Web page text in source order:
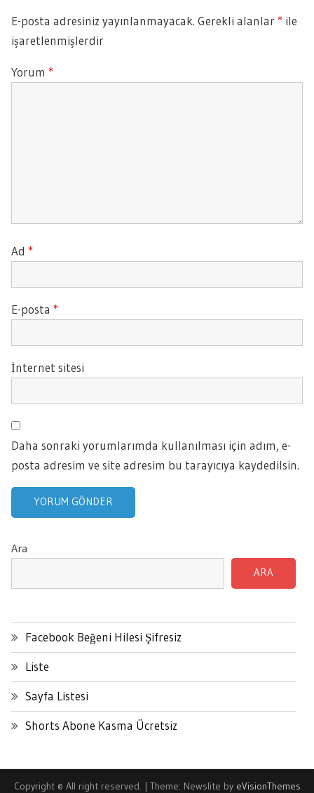
E-posta adresiniz yayınlanmayacak. Gerekli alanlar * ile
işaretlenmişlerdir
Yorum *
Ad *
E-posta *
İnternet sitesi
Daha sonraki yorumlarımda kullanılması için adım, e-
posta adresim ve site adresim bu tarayıcıya kaydedilsin.
Ara
ARA
Facebook Beğeni Hilesi Şifresiz
Liste
Sayfa Listesi
Shorts Abone Kasma Ücretsiz
Copyright © All right reserved. | Theme: Newslite by eVisionThemes